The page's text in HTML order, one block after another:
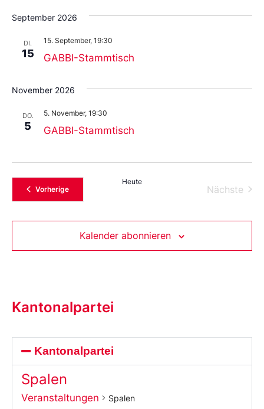
Sie
das
aus.
September 2026
DI.
15 GABBI-Stammtisch
15. September, 19:30
November 2026
DO.
5 GABBI-Stammtisch
5. November, 19:30
VorherigeVeranstaltungen
Heute
Nächste
Kalender abonnieren
Kantonalpartei
Kantonalpartei
Spalen
Veranstaltungen Spalen